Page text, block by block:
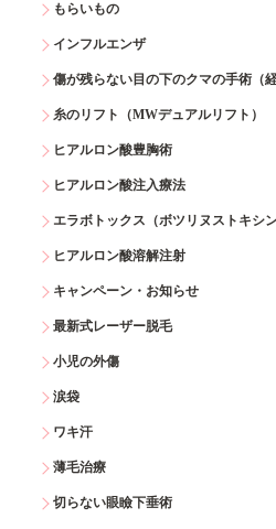
もらいもの
インフルエンザ
傷が残らない目の下のクマの手術（
糸のリフト（MWデュアルリフト）
ヒアルロン酸豊胸術
ヒアルロン酸注入療法
エラボトックス（ボツリヌストキシン
ヒアルロン酸溶解注射
キャンペーン・お知らせ
最新式レーザー脱毛
小児の外傷
涙袋
ワキ汗
薄毛治療
切らない眼瞼下垂術